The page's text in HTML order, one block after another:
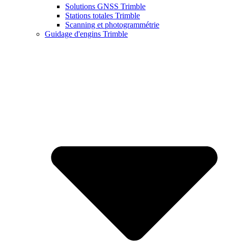
Solutions GNSS Trimble
Stations totales Trimble
Scanning et photogrammétrie
Guidage d'engins Trimble